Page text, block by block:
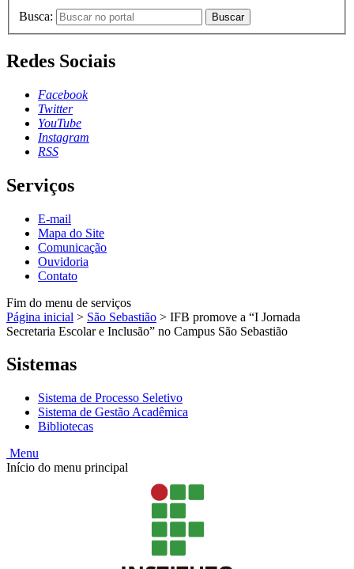
Busca: Buscar
Redes Sociais
Facebook
Twitter
YouTube
Instagram
RSS
Serviços
E-mail
Mapa do Site
Comunicação
Ouvidoria
Contato
Fim do menu de serviços
Página inicial > São Sebastião > IFB promove a “I Jornada
Secretaria Escolar e Inclusão” no Campus São Sebastião
Sistemas
Sistema de Processo Seletivo
Sistema de Gestão Acadêmica
Bibliotecas
Menu
Início do menu principal